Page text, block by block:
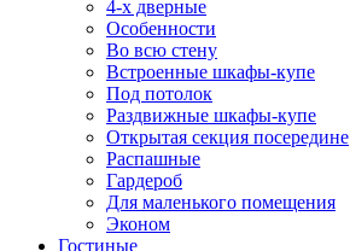
4-х дверные
Особенности
Во всю стену
Встроенные шкафы-купе
Под потолок
Раздвижные шкафы-купе
Открытая секция посередине
Распашные
Гардероб
Для маленького помещения
Эконом
Гостиные